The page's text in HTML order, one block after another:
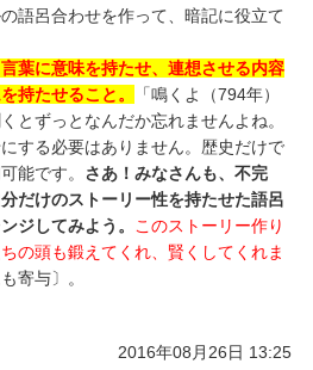
語呂合わせを作って、暗記に役立て
葉に意味を持たせ、連想させる内容
持たせること。
「鳴くよ（794年）
とずっとなんだか忘れませんよね。
する必要はありません。歴史だけで
能です。 さあ！みなさんも、不完
だけのストーリー性を持たせた語呂
ジしてみよう。
このストーリー作り
の頭も鍛えてくれ、賢くしてくれま
寄与〕。
2016年08月26日 13:25